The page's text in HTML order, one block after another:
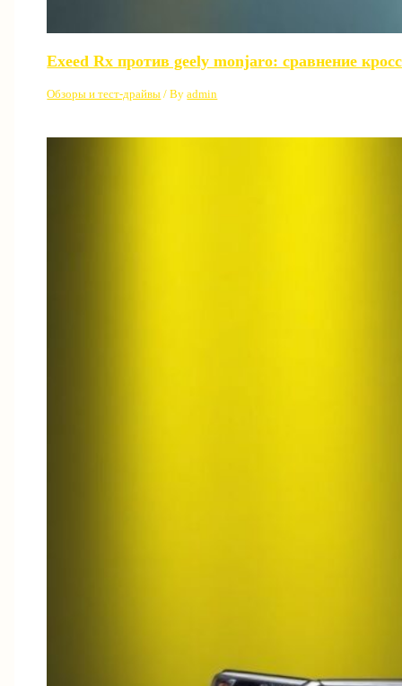
Exeed Rx против geely monjaro: сравнение
Обзоры и тест-драйвы / Byadmin